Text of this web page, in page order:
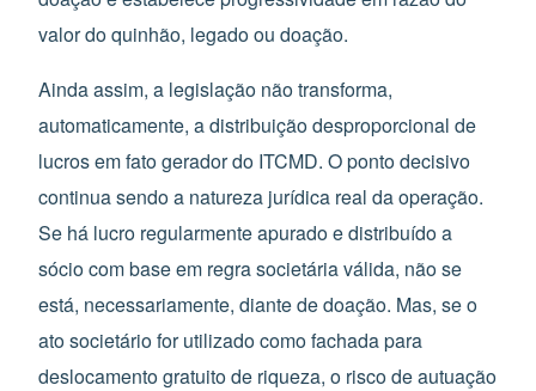
valor do quinhão, legado ou doação.
Ainda assim, a legislação não transforma,
automaticamente, a distribuição desproporcional de
lucros em fato gerador do ITCMD. O ponto decisivo
continua sendo a natureza jurídica real da operação.
Se há lucro regularmente apurado e distribuído a
sócio com base em regra societária válida, não se
está, necessariamente, diante de doação. Mas, se o
ato societário for utilizado como fachada para
deslocamento gratuito de riqueza, o risco de autuação